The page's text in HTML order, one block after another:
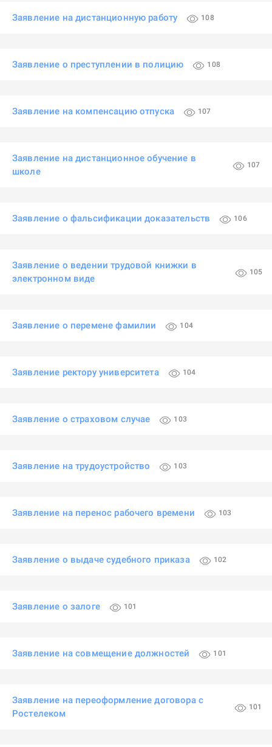
Заявление на дистанционную работу 108
Заявление о преступлении в полицию 108
Заявление на компенсацию отпуска 107
Заявление на дистанционное обучение в
школе
107
Заявление о фальсификации доказательств 106
Заявление о ведении трудовой книжки в
электронном виде
105
Заявление о перемене фамилии 104
Заявление ректору университета 104
Заявление о страховом случае 103
Заявление на трудоустройство 103
Заявление на перенос рабочего времени 103
Заявление о выдаче судебного приказа 102
Заявление о залоге 101
Заявление на совмещение должностей 101
Заявление на переоформление договора с
Ростелеком
101